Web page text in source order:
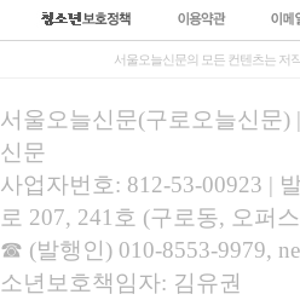
서울오늘신문의 모든 컨텐츠는 저
서울오늘신문(구로오늘신문)
신문
사업자번호: 812-53-00923 |
로 207, 241호 (구로동, 오퍼
☎ (발행인) 010-8553-9979,
소년보호책임자: 김유권